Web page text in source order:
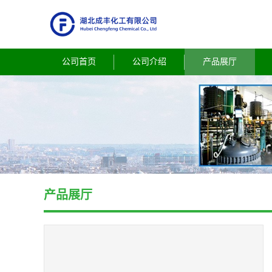
公司首页 公司介绍 产品展厅
产品展厅